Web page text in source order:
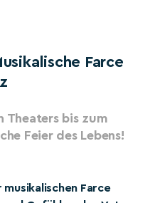
Farce
Theaters bis zum
Feier des Lebens!
Farce